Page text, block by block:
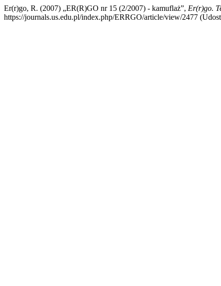
Er(r)go, R. (2007) „ER(R)GO nr 15 (2/2007) - kamuflaż”, Er(r)go.
https://journals.us.edu.pl/index.php/ERRGO/article/view/2477